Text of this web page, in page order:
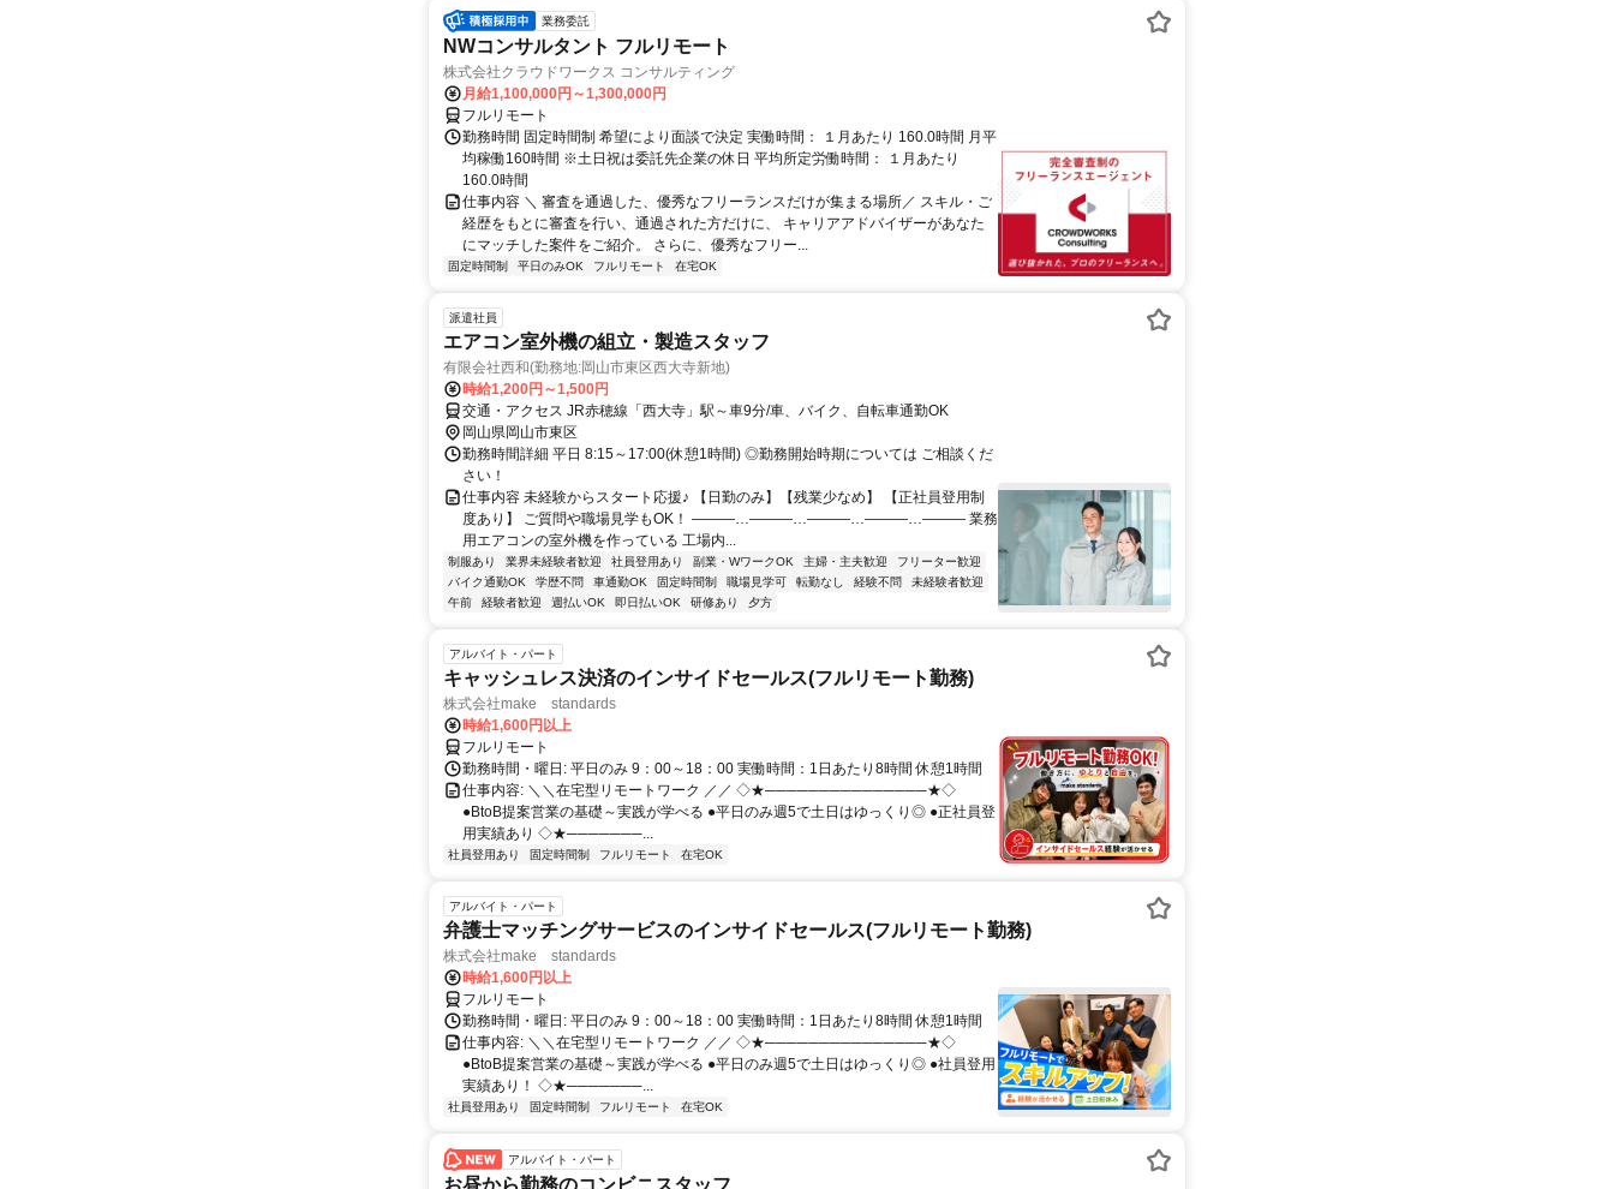
業務委託
NWコンサルタント フルリモート
株式会社クラウドワークス コンサルティング
月給1,100,000円～1,300,000円
フルリモート
勤務時間 固定時間制 希望により面談で決定 実働時間： １月あたり 160.0時間 月平
均稼働160時間 ※土日祝は委託先企業の休日 平均所定労働時間： １月あたり
160.0時間
仕事内容 ＼ 審査を通過した、優秀なフリーランスだけが集まる場所／ スキル・ご
経歴をもとに審査を行い、通過された方だけに、 キャリアアドバイザーがあなた
にマッチした案件をご紹介。 さらに、優秀なフリー...
固定時間制 平日のみOK フルリモート 在宅OK
派遣社員
エアコン室外機の組立・製造スタッフ
有限会社西和(勤務地:岡山市東区西大寺新地)
時給1,200円～1,500円
交通・アクセス JR赤穂線「西大寺」駅～車9分/車、バイク、自転車通勤OK
岡山県岡山市東区
勤務時間詳細 平日 8:15～17:00(休憩1時間) ◎勤務開始時期については ご相談くだ
さい！
仕事内容 未経験からスタート応援♪ 【日勤のみ】【残業少なめ】 【正社員登用制
度あり】 ご質問や職場見学もOK！ ―――…―――…―――…―――…――― 業務
用エアコンの室外機を作っている 工場内...
制服あり 業界未経験者歓迎 社員登用あり 副業・WワークOK 主婦・主夫歓迎
フリーター歓迎
バイク通勤OK
学歴不問 車通勤OK 固定時間制 職場見学可 転勤なし 経験不問
未経験者歓迎
午前
経験者歓迎 週払いOK 即日払いOK 研修あり 夕方
アルバイト・パート
キャッシュレス決済のインサイドセールス(フルリモート勤務)
株式会社make standards
時給1,600円以上
フルリモート
勤務時間・曜日: 平日のみ 9：00～18：00 実働時間：1日あたり8時間 休憩1時間
仕事内容: ＼＼在宅型リモートワーク ／／ ◇★───────────────★◇
●BtoB提案営業の基礎～実践が学べる ●平日のみ週5で土日はゆっくり◎ ●正社員登
用実績あり ◇★───────...
社員登用あり 固定時間制 フルリモート 在宅OK
アルバイト・パート
弁護士マッチングサービスのインサイドセールス(フルリモート勤務)
株式会社make standards
時給1,600円以上
フルリモート
勤務時間・曜日: 平日のみ 9：00～18：00 実働時間：1日あたり8時間 休憩1時間
仕事内容: ＼＼在宅型リモートワーク ／／ ◇★───────────────★◇
●BtoB提案営業の基礎～実践が学べる ●平日のみ週5で土日はゆっくり◎ ●社員登用
実績あり！ ◇★───────...
社員登用あり 固定時間制 フルリモート 在宅OK
アルバイト・パート
お昼から勤務のコンビニスタッフ